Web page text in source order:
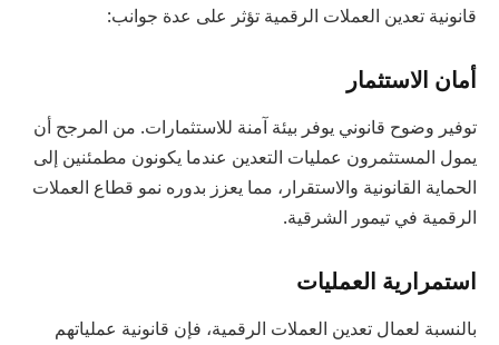
قانونية تعدين العملات الرقمية تؤثر على عدة جوانب:
أمان الاستثمار
توفير وضوح قانوني يوفر بيئة آمنة للاستثمارات. من المرجح أن
يمول المستثمرون عمليات التعدين عندما يكونون مطمئنين إلى
الحماية القانونية والاستقرار، مما يعزز بدوره نمو قطاع العملات
الرقمية في تيمور الشرقية.
استمرارية العمليات
بالنسبة لعمال تعدين العملات الرقمية، فإن قانونية عملياتهم